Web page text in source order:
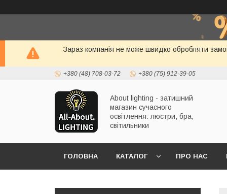
Зараз компанія не може швидко обробляти
+380 (48) 708-03-72 +380 (75) 912-39-05
About lighting - затишний
магазин сучасного
освітлення: люстри, бра,
світильники
ГОЛОВНА КАТАЛОГ ПРО НАС